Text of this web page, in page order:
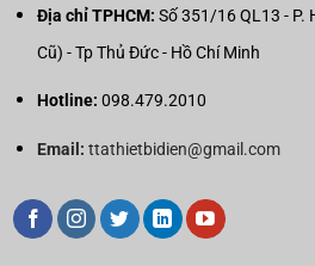
Địa chỉ TPHCM: Số 351/16 QL13 - P.
Cũ) - Tp Thủ Đức - Hồ Chí Minh
Hotline: 098.479.2010
Email: ttathietbidien@gmail.com